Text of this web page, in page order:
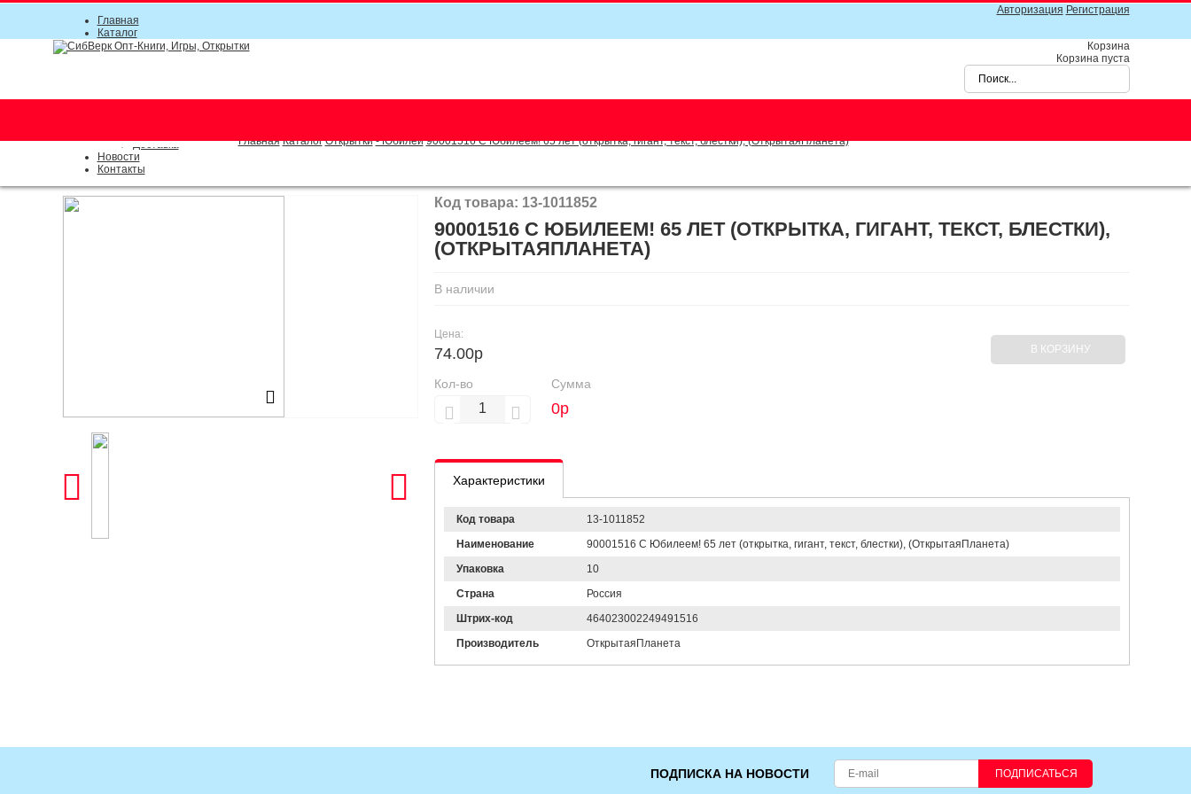
Авторизация Регистрация
Главная
Каталог
Прайс-листы
Доставка
Новости
Контакты
Корзина
Корзина пуста
Главная Каталог Открытки - Юбилей 90001516 С Юбилеем! 65 лет (открытка, гигант, текст, блестки), (ОткрытаяПланета)
Код товара: 13-1011852
90001516 С ЮБИЛЕЕМ! 65 ЛЕТ (ОТКРЫТКА, ГИГАНТ, ТЕКСТ, БЛЕСТКИ),
(ОТКРЫТАЯПЛАНЕТА)
В наличии
Цена:
74.00р
Кол-во Сумма
0р
В КОРЗИНУ
Характеристики
Код товара
13-1011852
Наименование
90001516 С Юбилеем! 65 лет (открытка, гигант, текст, блестки), (ОткрытаяПланета)
Упаковка
10
Страна
Россия
Штрих-код
464023002249491516
Производитель
ОткрытаяПланета
ПОДПИСКА НА НОВОСТИ ПОДПИСАТЬСЯ